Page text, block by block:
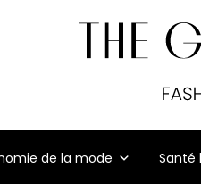
de la mode Santé